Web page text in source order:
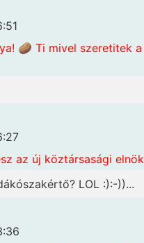
🥔 Ti mivel szeretitek a
az új köztársasági elnök
LOL :):-))...